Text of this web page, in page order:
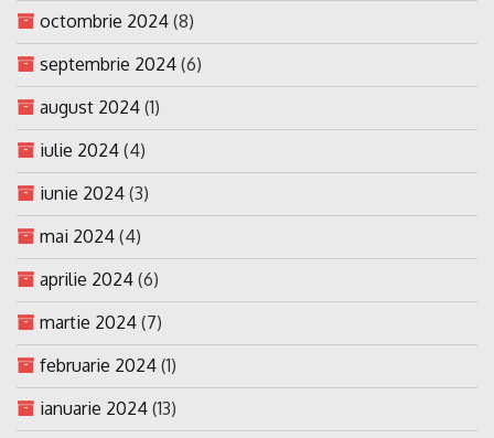
octombrie 2024 (8)
septembrie 2024 (6)
august 2024 (1)
iulie 2024 (4)
iunie 2024 (3)
mai 2024 (4)
aprilie 2024 (6)
martie 2024 (7)
februarie 2024 (1)
ianuarie 2024 (13)